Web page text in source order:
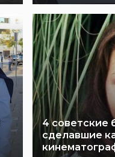
4 советские
сделавшие